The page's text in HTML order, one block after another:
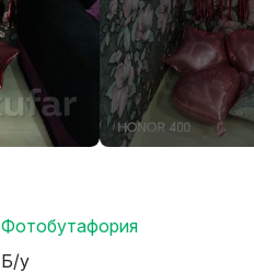
Фотобутафория
Б/у